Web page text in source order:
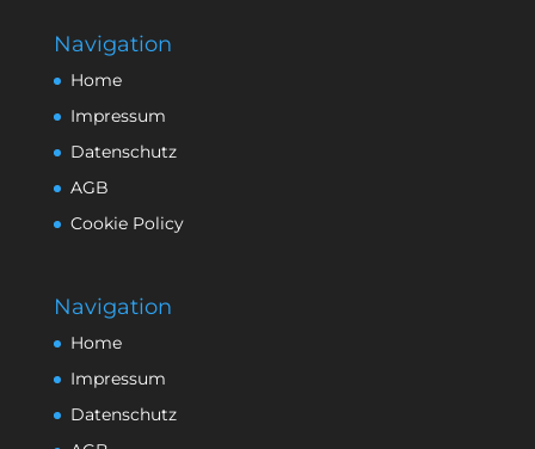
Navigation
Home
Impressum
Datenschutz
AGB
Cookie Policy
Navigation
Home
Impressum
Datenschutz